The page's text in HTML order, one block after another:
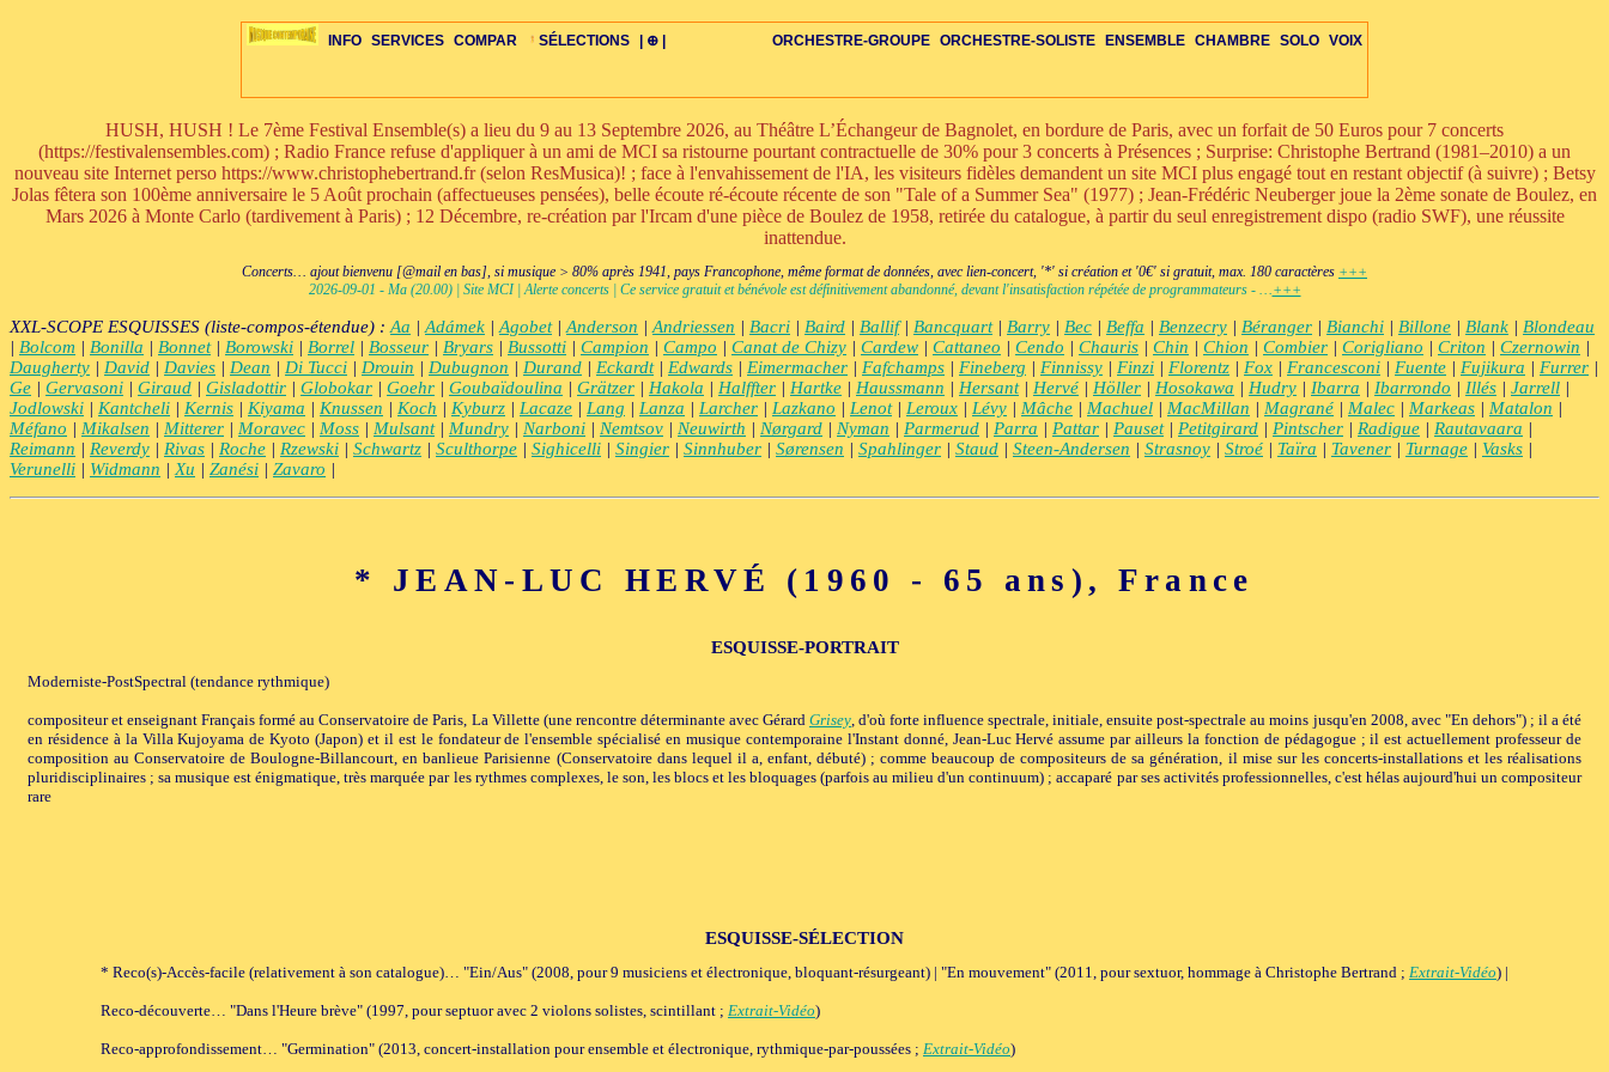
INFO
ÉDITORIAUX ACTUS-CONCERTS HISTOIRE PAYS STYLES-ÉCOLES CONTACT
SERVICES
MAJ-LISTE ARCH-CONCERTS LIENS RADIOS VIDÉOS PLAN FAQS GLOSSAIRE AUTEUR CHERCHE
COMPAR
SÉLECTION GUIDE-EXPRESS ŒUVRES BIOGRAPHIES PERSPECTIVE ITINÉRAIRES XXL-SCOPE
SÉLECTIONS
SÉLECTION COMPOS-INTRO COMPO-INDIV ŒUVRES-INDIV
| ⊕ |
20ÈME PARAL 1001 CD TOP-REC BONUS-ROMANS BONUS-FILMS BONUS-VINS
VOIX
OPÉRA-THÉÂTRE
OPÉRA-CHAMBRE
CHORAL-CHAMBRE
VOIX-SOLO-CHAMBRE
LIEDER
SOLO
ÉLECTRO
AUTRES-S
+VENTS-S
CLARINETTE-S
FLÛTE-S
CORDES-S
PIANO-SOLO
CHAMBRE
+ÉLECTRONIQUE
DUO-TRIO
CHAMBRE-DIV
CORDES
QUATUOR
ENSEMBLE
ENS-VOIX-ÉLECTRO
ENS-ÉLECTRO
ENS-VOIX
ENSEMBLE
ORCHESTRE-SOLISTE
DIVERS-C
PERCUSSIONS-C
+BOIS-VENTS-C
CLARINETTE-C
FLÛTE-C
DOUBLE-C+
CELLO-C
ALTO-C
VIOLON-C
PIANO-CONC
ORCHESTRE-GROUPE
ORCH-VOIX-ÉLEC
ORCH-ÉLECTRO
PETIT+VOIX
PETIT-INSTR
GRAND+VOIX
GRAND-INSTR-SEULS
HUSH, HUSH ! Le 7ème Festival Ensemble(s) a lieu du 9 au 13 Septembre 2026, au Théâtre L’Échangeur de Bagnolet, en bordure de Paris, avec un forfait de 50 Euros pour 7 concerts
(https://festivalensembles.com) ; Radio France refuse d'appliquer à un ami de MCI sa ristourne pourtant contractuelle de 30% pour 3 concerts à Présences ; Surprise: Christophe Bertrand (1981–2010) a un
nouveau site Internet perso https://www.christophebertrand.fr (selon ResMusica)! ; face à l'envahissement de l'IA, les visiteurs fidèles demandent un site MCI plus engagé tout en restant objectif (à suivre) ; Betsy
Jolas fêtera son 100ème anniversaire le 5 Août prochain (affectueuses pensées), belle écoute ré-écoute récente de son "Tale of a Summer Sea" (1977) ; Jean-Frédéric Neuberger joue la 2ème sonate de Boulez, en
Mars 2026 à Monte Carlo (tardivement à Paris) ; 12 Décembre, re-création par l'Ircam d'une pièce de Boulez de 1958, retirée du catalogue, à partir du seul enregistrement dispo (radio SWF), une réussite
inattendue.
Concerts… ajout bienvenu [@mail en bas], si musique > 80% après 1941, pays Francophone, même format de données, avec lien-concert, '*' si création et '0€' si gratuit, max. 180 caractères +++
2026-09-01 - Ma (20.00) | Site MCI | Alerte concerts | Ce service gratuit et bénévole est définitivement abandonné, devant l'insatisfaction répétée de programmateurs - …+++
XXL-SCOPE ESQUISSES (liste-compos-étendue) : Aa | Adámek | Agobet| Anderson | Andriessen | Bacri | Baird | Ballif| Bancquart| Barry | Bec | Beffa | Benzecry | Béranger | Bianchi | Billone | Blank | Blondeau
| Bolcom | Bonilla | Bonnet| Borowski | Borrel | Bosseur | Bryars | Bussotti | Campion | Campo | Canat de Chizy | Cardew | Cattaneo | Cendo | Chauris | Chin | Chion | Combier | Corigliano | Criton | Czernowin |
Daugherty | David | Davies | Dean | Di Tucci | Drouin | Dubugnon | Durand | Eckardt| Edwards | Eimermacher | Fafchamps | Fineberg | Finnissy | Finzi | Florentz | Fox | Francesconi | Fuente | Fujikura | Furrer |
Ge | Gervasoni | Giraud | Gisladottir | Globokar | Goehr | Goubaïdoulina | Grätzer | Hakola | Halffter | Hartke | Haussmann | Hersant| Hervé | Höller | Hosokawa | Hudry | Ibarra | Ibarrondo | Illés | Jarrell |
Jodlowski | Kantcheli | Kernis | Kiyama | Knussen | Koch | Kyburz | Lacaze | Lang | Lanza | Larcher | Lazkano | Lenot| Leroux | Lévy | Mâche | Machuel | MacMillan | Magrané | Malec | Markeas | Matalon |
Méfano | Mikalsen | Mitterer | Moravec | Moss | Mulsant| Mundry | Narboni | Nemtsov | Neuwirth | Nørgard | Nyman | Parmerud | Parra | Pattar | Pauset| Petitgirard | Pintscher | Radigue | Rautavaara |
Reimann | Reverdy | Rivas | Roche | Rzewski | Schwartz | Sculthorpe | Sighicelli | Singier | Sinnhuber | Sørensen | Spahlinger | Staud | Steen-Andersen | Strasnoy | Stroé | Taïra | Tavener | Turnage | Vasks |
Verunelli | Widmann | Xu | Zanési | Zavaro |
* JEAN-LUC HERVÉ (1960 - 65 ans), France
ESQUISSE-PORTRAIT
Moderniste-PostSpectral (tendance rythmique)
compositeur et enseignant Français formé au Conservatoire de Paris, La Villette (une rencontre déterminante avec Gérard Grisey, d'où forte influence spectrale, initiale, ensuite post-spectrale au moins jusqu'en 2008, avec "En dehors") ; il a été
en résidence à la Villa Kujoyama de Kyoto (Japon) et il est le fondateur de l'ensemble spécialisé en musique contemporaine l'Instant donné, Jean-Luc Hervé assume par ailleurs la fonction de pédagogue ; il est actuellement professeur de
composition au Conservatoire de Boulogne-Billancourt, en banlieue Parisienne (Conservatoire dans lequel il a, enfant, débuté) ; comme beaucoup de compositeurs de sa génération, il mise sur les concerts-installations et les réalisations
pluridisciplinaires ; sa musique est énigmatique, très marquée par les rythmes complexes, le son, les blocs et les bloquages (parfois au milieu d'un continuum) ; accaparé par ses activités professionnelles, c'est hélas aujourd'hui un compositeur
rare
ESQUISSE-SÉLECTION
* Reco(s)-Accès-facile (relativement à son catalogue)… "Ein/Aus" (2008, pour 9 musiciens et électronique, bloquant-résurgeant) | "En mouvement" (2011, pour sextuor, hommage à Christophe Bertrand ; Extrait-Vidéo) |
Reco-découverte… "Dans l'Heure brève" (1997, pour septuor avec 2 violons solistes, scintillant ; Extrait-Vidéo)
Reco-approfondissement… "Germination" (2013, concert-installation pour ensemble et électronique, rythmique-par-poussées ; Extrait-Vidéo)